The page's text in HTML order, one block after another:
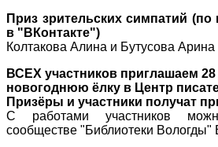
Приз зрительских симпатий (по
в "ВКонтакте")
Колтакова Алина и Бутусова Арина
ВСЕХ участников приглашаем
новогоднюю ёлку в Центр
Призёры и участники получат
С работами участников
сообществе "Библиотеки Вологды"